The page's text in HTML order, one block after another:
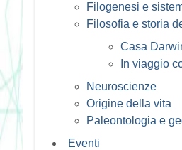
Filogenesi e
Filosofia e storia
Casa
In viaggio
Neuroscienze
Origine della vita
Paleontologia e
Eventi